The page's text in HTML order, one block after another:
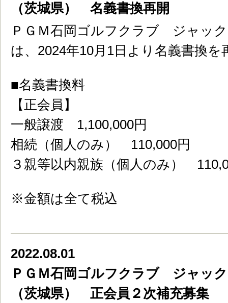
（茨城県） 名義書換再開
ＰＧＭ石岡ゴルフクラブ ジャッ
は、2024年10月1日より名義書換を
■名義書換料
【正会員】
一般譲渡 1,100,000円
相続（個人のみ） 110,000円
３親等以内親族（個人のみ）
※金額は全て税込
2022.08.01
ＰＧＭ石岡ゴルフクラブ ジャッ
（茨城県） 正会員２次補充募集